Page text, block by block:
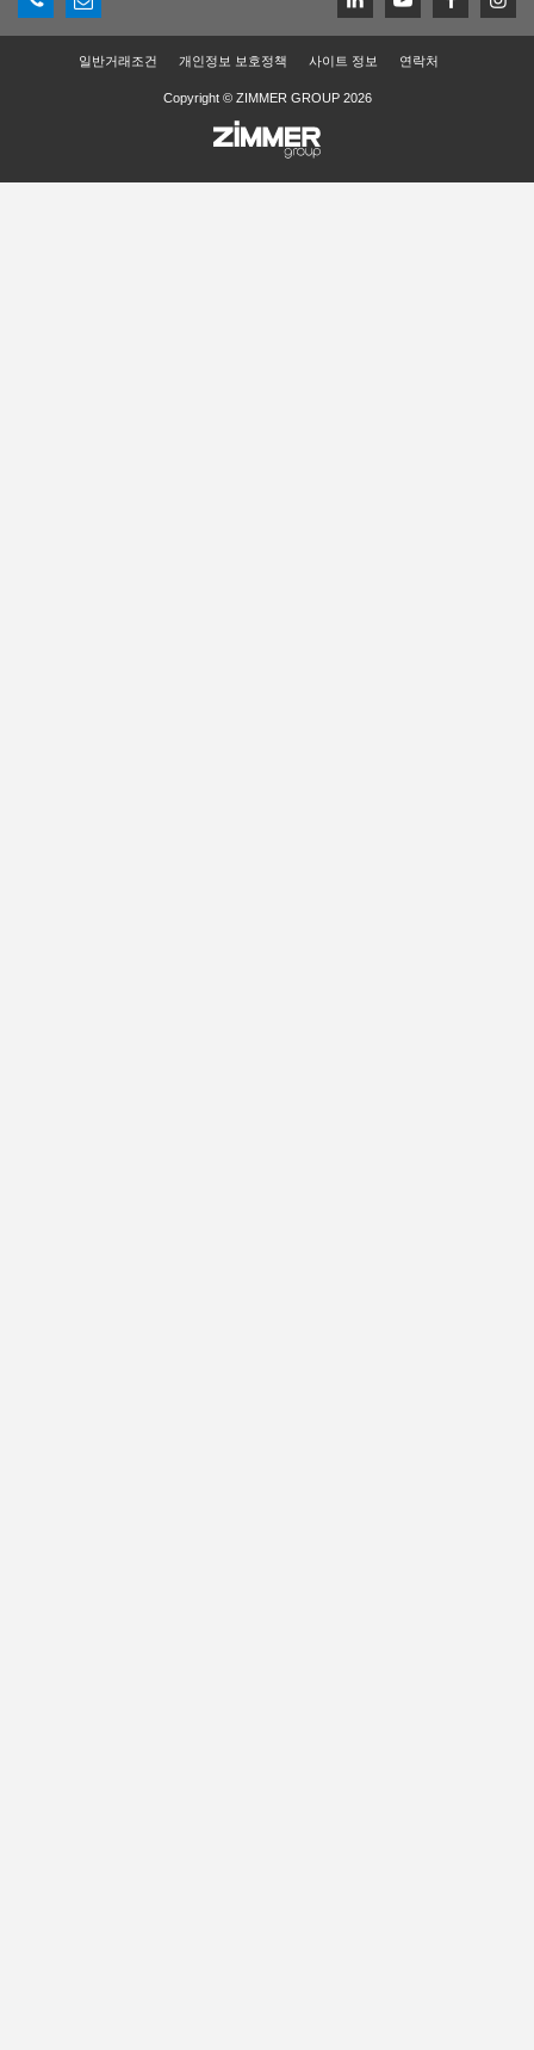
일반거래조건 개인정보 보호정책 사이트 정보 연락처
Copyright © ZIMMER GROUP 2026